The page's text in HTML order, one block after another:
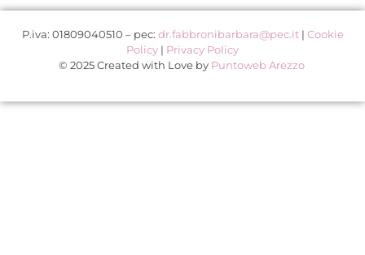
P.iva: 01809040510 – pec: dr.fabbronibarbara@pec.it| Cookie
Policy | Privacy Policy
© 2025 Created with Love by Puntoweb Arezzo